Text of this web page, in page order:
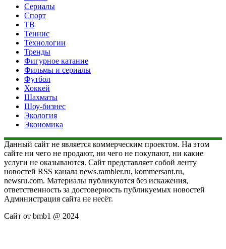
Сериалы
Спорт
ТВ
Теннис
Технологии
Тренды
Фигурное катание
Фильмы и сериалы
Футбол
Хоккей
Шахматы
Шоу-бизнес
Экология
Экономика
Данный сайт не является коммерческим проектом. На этом
сайте ни чего не продают, ни чего не покупают, ни какие
услуги не оказываются. Сайт представляет собой ленту
новостей RSS канала news.rambler.ru, kommersant.ru,
newsru.com. Материалы публикуются без искажения,
ответственность за достоверность публикуемых новостей
Администрация сайта не несёт.
Сайт от bmb1 @ 2024